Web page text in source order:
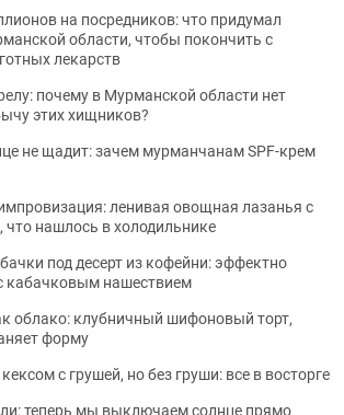
на посредников: что придумал
области, чтобы покончить с
лекарств
почему в Мурманской области нет
этих хищников?
не щадит: зачем мурманчанам SPF-крем
ленивая овощная лазанья с
что нашлось в холодильнике
под десерт из кофейни: эффектно
кабачковым нашествием
облако: клубничный шифоновый торт,
форму
с грушей, но без груши: все в восторге
теперь мы выключаем солнце прямо